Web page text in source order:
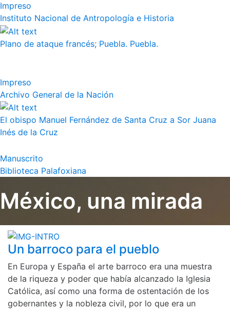
Impreso
Instituto Nacional de Antropología e Historia
Plano de ataque francés; Puebla. Puebla.
Impreso
Archivo General de la Nación
El obispo Manuel Fernández de Santa Cruz a Sor Juana
Inés de la Cruz
Manuscrito
Biblioteca Palafoxiana
México, una mirada
Un barroco para el pueblo
En Europa y España el arte barroco era una muestra
de la riqueza y poder que había alcanzado la Iglesia
Católica, así como una forma de ostentación de los
gobernantes y la nobleza civil, por lo que era un